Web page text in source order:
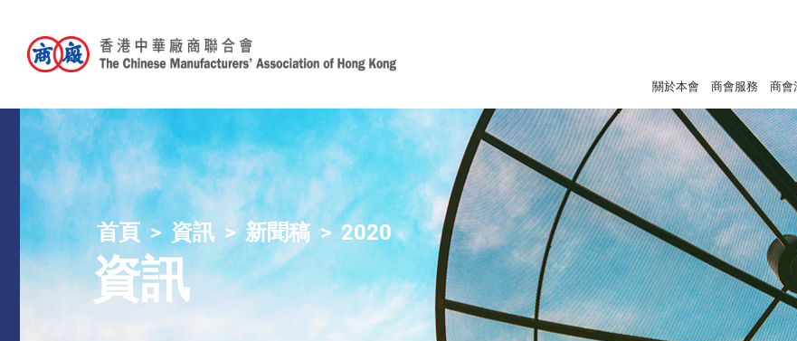
關於本會 商會服務 商會
首頁 資訊 新聞稿 2020
資訊